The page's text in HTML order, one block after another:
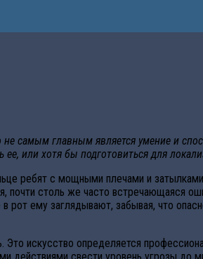
не самым главным является умение и
или хотя бы подготовиться для
ребят с мощными плечами и
почти столь же часто
рот ему заглядывают, забывая, что
искусство определяется